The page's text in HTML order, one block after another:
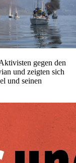
gegen den
und zeigten sich
und seinen